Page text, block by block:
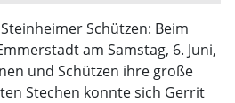
Schützen: Beim
am Samstag, 6. Juni,
und Schützen ihre große
Stechen konnte sich Gerrit